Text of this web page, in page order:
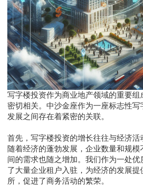
写字楼投资作为商业地产领域的重要组
密切相关。中沙金座作为一座标志性
发展之间存在着紧密的关联。
首先，写字楼投资的增长往往与经济活
随着经济的蓬勃发展，企业数量和规
间的需求也随之增加。我们作为一处优
了大量企业租户入驻，为经济的发展提
所，促进了商务活动的繁荣。